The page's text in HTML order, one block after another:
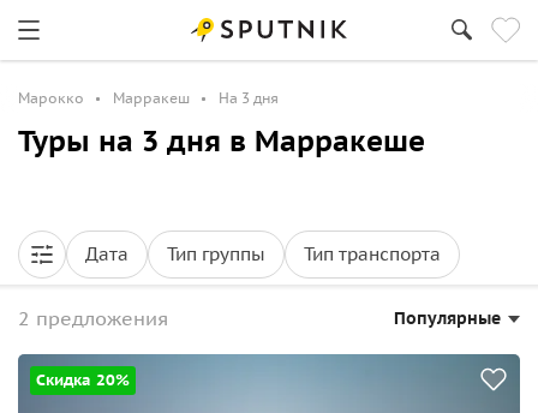
Марокко Марракеш На 3 дня
Туры на 3 дня в Марракеше
Дата Тип группы Тип транспорта
2 предложения Популярные
Скидка 20%